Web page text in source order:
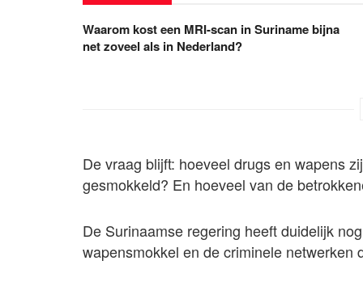
Waarom kost een MRI-scan in Suriname bijna
net zoveel als in Nederland?
De vraag blijft: hoeveel drugs en wapens
gesmokkeld? En hoeveel van de
De Surinaamse regering heeft duidelijk
wapensmokkel en de criminele